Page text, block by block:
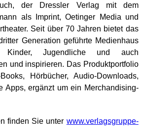
der Dressler Verlag mit dem
als Imprint, Oetinger Media und
Seit über 70 Jahren bietet das
Generation geführte Medienhaus
Kinder, Jugendliche und auch
und inspirieren. Das Produktportfolio
Hörbücher, Audio-Downloads,
Apps, ergänzt um ein Merchandising-
finden Sie unter www.verlagsgruppe-